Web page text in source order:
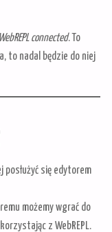
WebREPL connected. To
to nadal będzie do niej
posłużyć się edytorem
możemy wgrać do
z WebREPL.